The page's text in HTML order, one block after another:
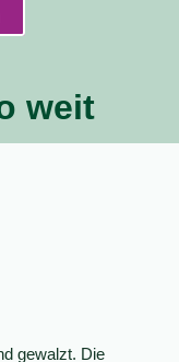
weit
gewalzt. Die